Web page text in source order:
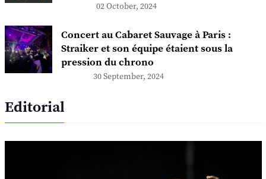
02 October, 2024
Concert au Cabaret Sauvage à Paris :
Straiker et son équipe étaient sous la
pression du chrono
30 September, 2024
Editorial